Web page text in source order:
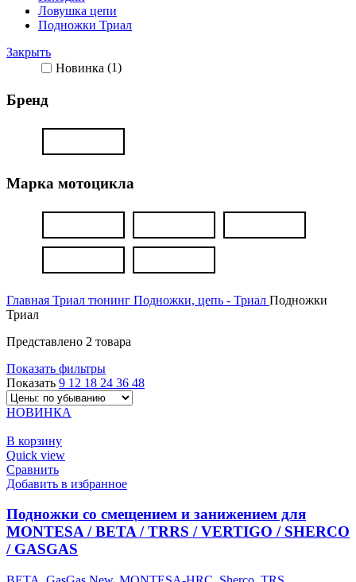
Ловушка цепи
Подножки Триал
Закрыть
Новинка (1)
Бренд
Марка мотоцикла
Главная Триал тюнинг Подножки, цепь - Триал Подножки
Триал
Представлено 2 товара
Показать фильтры
Показать 9 12 18 24 36 48
НОВИНКА
В корзину
Quick view
Сравнить
Добавить в избранное
Подножки со смещением и занижением для
MONTESA / BETA / TRRS / VERTIGO / SHERCO
/ GASGAS